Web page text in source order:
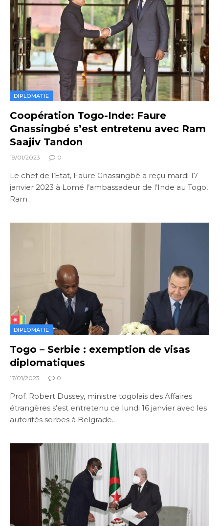
DIPLOMATIE
Coopération Togo-Inde: Faure
Gnassingbé s’est entretenu avec Ram
Saajiv Tandon
19/01/2023 0
Le chef de l’Etat, Faure Gnassingbé a reçu mardi 17
janvier 2023 à Lomé l’ambassadeur de l’Inde au Togo,
Ram…
DIPLOMATIE
Togo – Serbie : exemption de visas
diplomatiques
17/01/2023 0
Prof. Robert Dussey, ministre togolais des Affaires
étrangères s’est entretenu ce lundi 16 janvier avec les
autorités serbes à Belgrade.…